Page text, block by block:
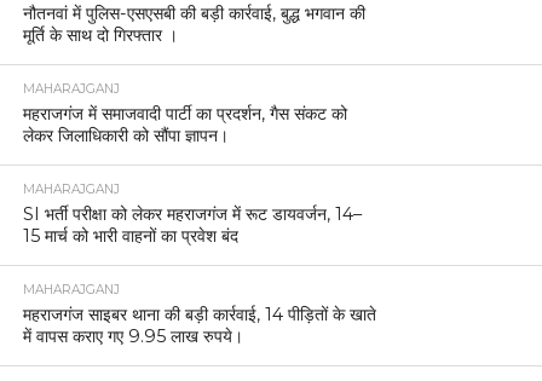
नौतनवां में पुलिस-एसएसबी की बड़ी कार्रवाई, बुद्ध भगवान की
मूर्ति के साथ दो गिरफ्तार ।
MAHARAJGANJ
महराजगंज में समाजवादी पार्टी का प्रदर्शन, गैस संकट को
लेकर जिलाधिकारी को सौंपा ज्ञापन।
MAHARAJGANJ
SI भर्ती परीक्षा को लेकर महराजगंज में रूट डायवर्जन, 14–
15 मार्च को भारी वाहनों का प्रवेश बंद
MAHARAJGANJ
महराजगंज साइबर थाना की बड़ी कार्रवाई, 14 पीड़ितों के खाते
में वापस कराए गए 9.95 लाख रुपये।